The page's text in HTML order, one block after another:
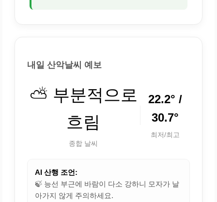
내일 산악날씨 예보
⛅ 부분적으로
흐림
종합 날씨
22.2° /
30.7°
최저/최고
AI 산행 조언:
🍃 능선 부근에 바람이 다소 강하니 모자가 날
아가지 않게 주의하세요.